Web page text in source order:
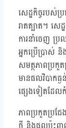
សេដ្ឋកិច្ចរបស់
រាតត្បាត។ សេ
ការនាំចេញ ប្
អ្នកប្រើប្រាស់
សមត្ថភាពប្រកួ
មានផលវិបាកធ្
ផ្សេងទៀតដែល
ភាពប្រកួតប្រជ